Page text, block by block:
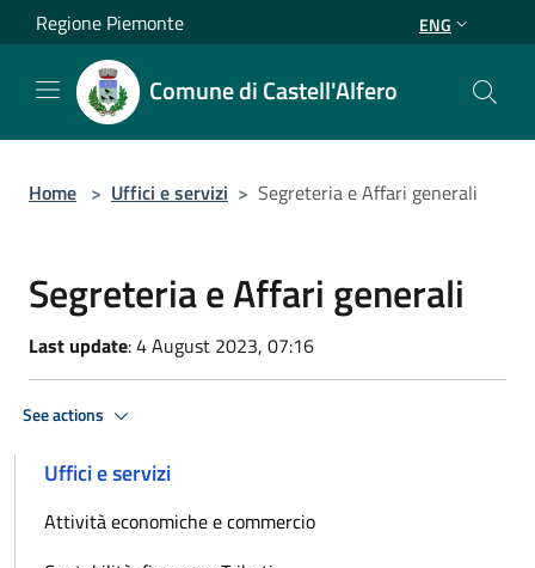
Salta al contenuto principale
Regione Piemonte ENG
Comune di Castell'Alfero
Home > Uffici e servizi > Segreteria e Affari generali
Segreteria e Affari generali
Last update: 4 August 2023, 07:16
See actions
Uffici e servizi
Attività economiche e commercio